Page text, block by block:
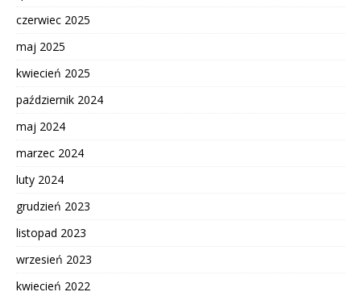
czerwiec 2025
maj 2025
kwiecień 2025
październik 2024
maj 2024
marzec 2024
luty 2024
grudzień 2023
listopad 2023
wrzesień 2023
kwiecień 2022